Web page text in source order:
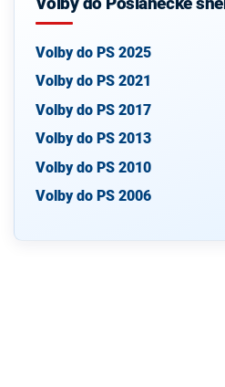
Volby do PS 2025
Volby do PS 2021
Volby do PS 2017
Volby do PS 2013
Volby do PS 2010
Volby do PS 2006